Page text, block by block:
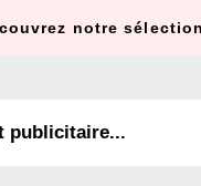
notre